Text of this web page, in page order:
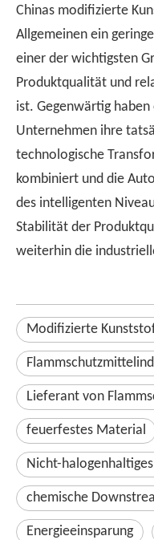
Chinas modifizierte
Allgemeinen ein
einer der wichtigsten
Produktqualität und
ist. Gegenwärtig
Unternehmen ihre
technologische
kombiniert und die
des intelligenten
Stabilität der
weiterhin die
Modifizierte
Lieferant von
feuerfestes Material
Nicht-
chemische
Energieeinsparung